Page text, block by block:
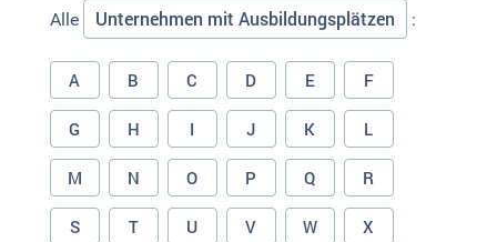
Alle Unternehmen mit Ausbildungsplätzen :
A B C D E F
G H I J K L
M N O P Q R
S T U V W X